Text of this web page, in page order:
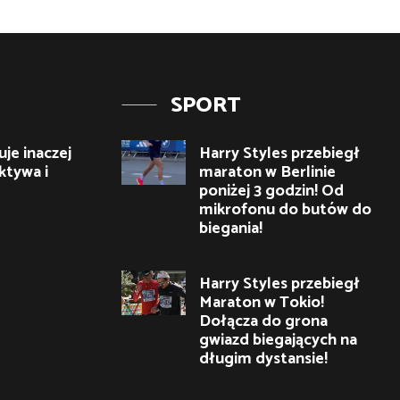
inaczej
i
SPORT
Harry Styles przebiegł
maraton w Berlinie
poniżej 3 godzin! Od
mikrofonu do butów do
biegania!
Harry Styles przebiegł
Maraton w Tokio!
Dołącza do grona
gwiazd biegających na
długim dystansie!